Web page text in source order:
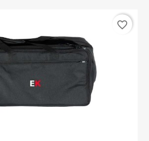
favorite_border